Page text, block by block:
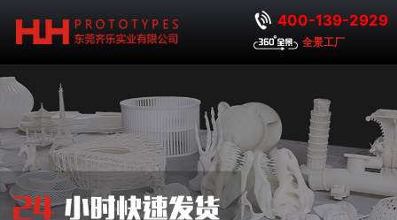
400-139-2929
全景工厂